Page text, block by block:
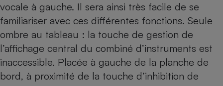
vocale à gauche. Il sera ainsi très facile de se
familiariser avec ces différentes fonctions. Seule
ombre au tableau : la touche de gestion de
l’affichage central du combiné d’instruments est
inaccessible. Placée à gauche de la planche de
bord, à proximité de la touche d’inhibition de